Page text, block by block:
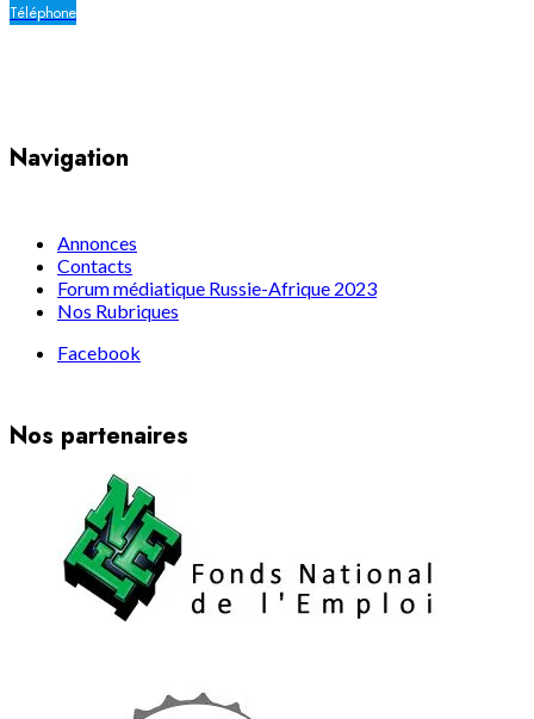
Téléphone
Navigation
Annonces
Contacts
Forum médiatique Russie-Afrique 2023
Nos Rubriques
Facebook
Nos partenaires